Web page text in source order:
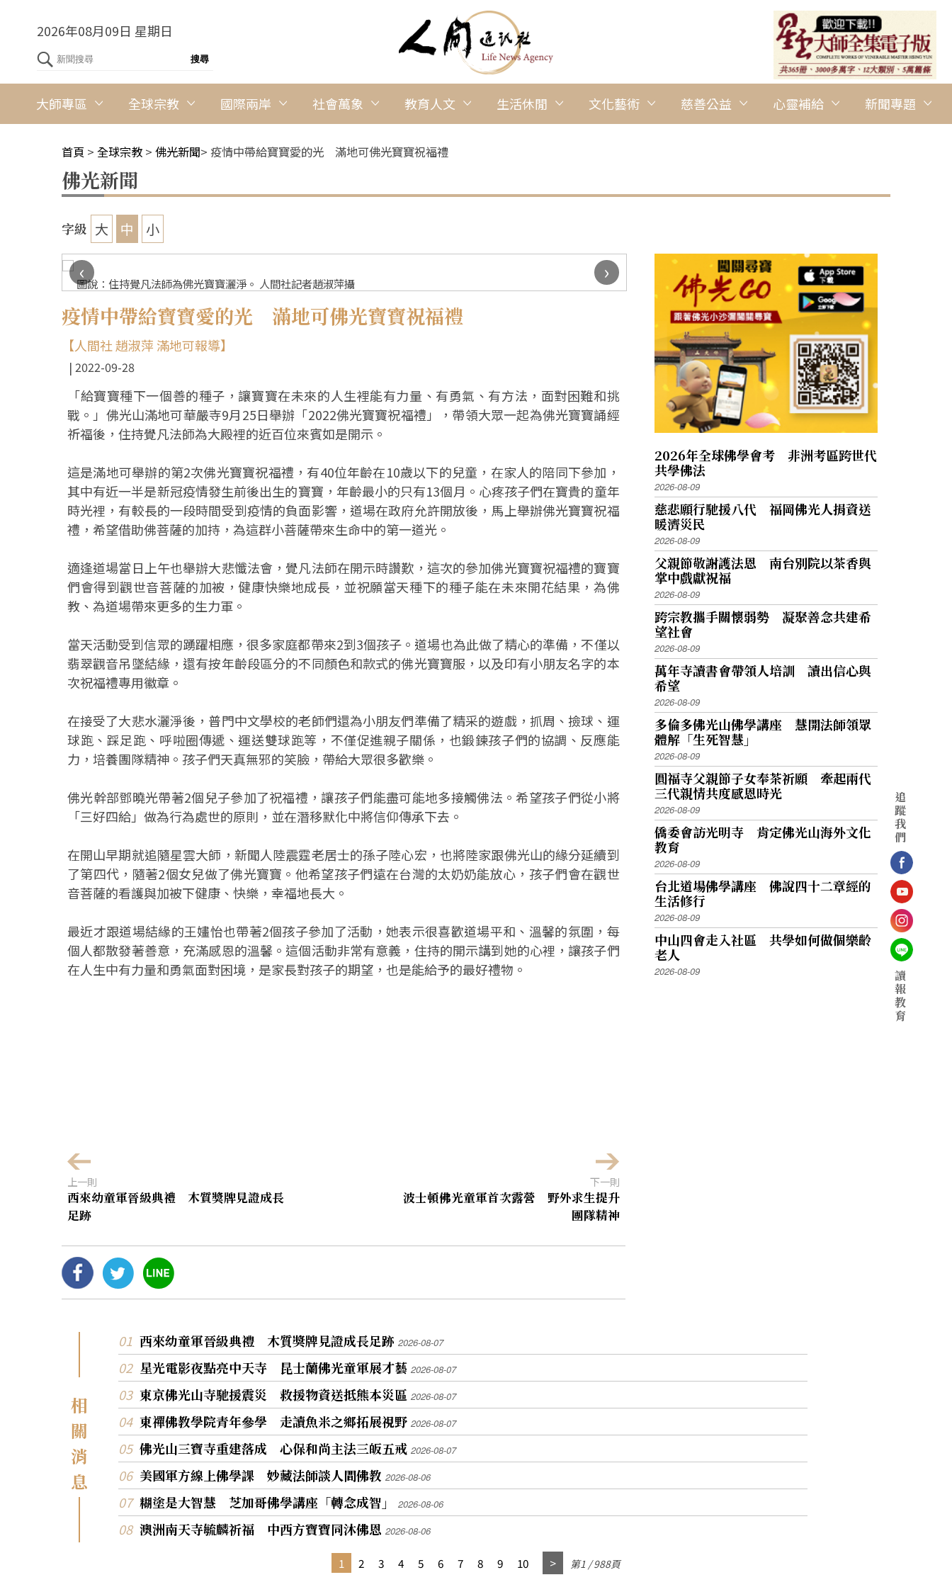
2026年08月09日 星期日
大師專區 全球宗教 國際兩岸 社會萬象 教育人文 生活休閒 文化藝術 慈善公益 心靈補給 新聞專題
首頁 > 全球宗教 > 佛光新聞> 疫情中帶給寶寶愛的光 滿地可佛光寶寶祝福禮
佛光新聞
字級 大 中 小
圖說：住持覺凡法師為佛光寶寶灑淨。 人間社記者趙淑萍攝 圖說：如廣法師為佛光寶寶佩戴觀音菩薩吊墜 人間社記者趙淑萍攝
‹
›
疫情中帶給寶寶愛的光 滿地可佛光寶寶祝福禮
【人間社 趙淑萍 滿地可報導】
2022-09-28
「給寶寶種下一個善的種子，讓寶寶在未來的人生裡能有力量、有勇氣、有方法，面對困難和挑
戰。」佛光山滿地可華嚴寺9月25日舉辦「2022佛光寶寶祝福禮」，帶領大眾一起為佛光寶寶誦經
祈福後，住持覺凡法師為大殿裡的近百位來賓如是開示。
這是滿地可舉辦的第2次佛光寶寶祝福禮，有40位年齡在10歲以下的兒童，在家人的陪同下參加，
其中有近一半是新冠疫情發生前後出生的寶寶，年齡最小的只有13個月。心疼孩子們在寶貴的童年
時光裡，有較長的一段時間受到疫情的負面影響，道場在政府允許開放後，馬上舉辦佛光寶寶祝福
禮，希望借助佛菩薩的加持，為這群小菩薩帶來生命中的第一道光。
適逢道場當日上午也舉辦大悲懺法會，覺凡法師在開示時讚歎，這次的參加佛光寶寶祝福禮的寶寶
們會得到觀世音菩薩的加被，健康快樂地成長，並祝願當天種下的種子能在未來開花結果，為佛
教、為道場帶來更多的生力軍。
當天活動受到信眾的踴躍相應，很多家庭都帶來2到3個孩子。道場也為此做了精心的準備，不僅以
翡翠觀音吊墜結緣，還有按年齡段區分的不同顏色和款式的佛光寶寶服，以及印有小朋友名字的本
次祝福禮專用徽章。
在接受了大悲水灑淨後，普門中文學校的老師們還為小朋友們準備了精采的遊戲，抓周、撿球、運
球跑、踩足跑、呼啦圈傳遞、運送雙球跑等，不僅促進親子關係，也鍛鍊孩子們的協調、反應能
力，培養團隊精神。孩子們天真無邪的笑臉，帶給大眾很多歡樂。
佛光幹部鄧曉光帶著2個兒子參加了祝福禮，讓孩子們能盡可能地多接觸佛法。希望孩子們從小將
「三好四給」做為行為處世的原則，並在潛移默化中將信仰傳承下去。
在開山早期就追隨星雲大師，新聞人陸震霆老居士的孫子陸心宏，也將陸家跟佛光山的緣分延續到
了第四代，隨著2個女兒做了佛光寶寶。他希望孩子們遠在台灣的太奶奶能放心，孩子們會在觀世
音菩薩的看護與加被下健康、快樂，幸福地長大。
最近才跟道場結緣的王嫿怡也帶著2個孩子參加了活動，她表示很喜歡道場平和、溫馨的氛圍，每
個人都散發著善意，充滿感恩的溫馨。這個活動非常有意義，住持的開示講到她的心裡，讓孩子們
在人生中有力量和勇氣面對困境，是家長對孩子的期望，也是能給予的最好禮物。
上一則
西來幼童軍晉級典禮 木質獎牌見證成長
足跡
下一則
波士頓佛光童軍首次露營 野外求生提升
團隊精神
2026年全球佛學會考 非洲考區跨世代
共學佛法
2026-08-09
慈悲願行馳援八代 福岡佛光人捐資送
暖濟災民
2026-08-09
父親節敬謝護法恩 南台別院以茶香與
掌中戲獻祝福
2026-08-09
跨宗教攜手關懷弱勢 凝聚善念共建希
望社會
2026-08-09
萬年寺讀書會帶領人培訓 讀出信心與
希望
2026-08-09
多倫多佛光山佛學講座 慧開法師領眾
體解「生死智慧」
2026-08-09
圓福寺父親節子女奉茶祈願 牽起兩代
三代親情共度感恩時光
2026-08-09
僑委會訪光明寺 肯定佛光山海外文化
教育
2026-08-09
台北道場佛學講座 佛說四十二章經的
生活修行
2026-08-09
中山四會走入社區 共學如何做個樂齡
老人
2026-08-09
相
關
消
息
西來幼童軍晉級典禮 木質獎牌見證成長足跡 2026-08-07
星光電影夜點亮中天寺 昆士蘭佛光童軍展才藝 2026-08-07
東京佛光山寺馳援震災 救援物資送抵熊本災區 2026-08-07
東禪佛教學院青年參學 走讀魚米之鄉拓展視野 2026-08-07
佛光山三寶寺重建落成 心保和尚主法三皈五戒 2026-08-07
美國軍方線上佛學課 妙藏法師談人間佛教 2026-08-06
糊塗是大智慧 芝加哥佛學講座「轉念成智」 2026-08-06
澳洲南天寺毓麟祈福 中西方寶寶同沐佛恩 2026-08-06
1 2 3 4 5 6 7 8 9 10 第1 / 988頁
追
蹤
我
們
讀
報
教
育